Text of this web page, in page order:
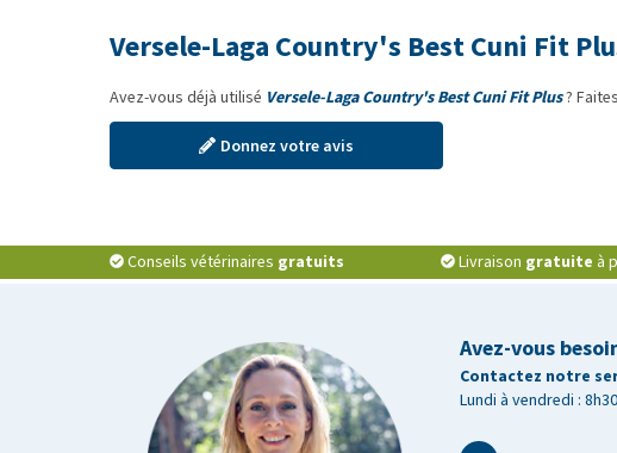
Versele-Laga Country's Best Cuni Fit
Avez-vous déjà utilisé Versele-Laga Country's Best Cuni Fit Plus?
Donnez votre avis
Conseils vétérinaires gratuits Livraison gratuite à
Avez-vous
Contactez notre
Lundi à vendredi :